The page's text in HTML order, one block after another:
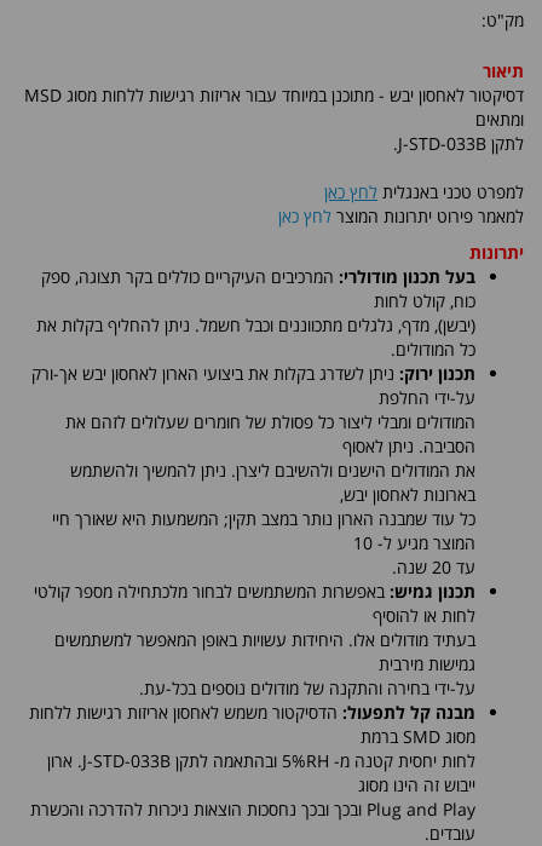
מק"ט:
תיאור
דסיקטור לאחסון יבש - מתוכנן במיוחד עבור אריזות רגישות ללחות מסוג MSD
ומתאים
לתקן J-STD-033B.
למפרט טכני באנגלית לחץ כאן
למאמר פירוט יתרונות המוצר לחץ כאן
יתרונות
בעל תכנון מודולרי: המרכיבים העיקריים כוללים בקר תצוגה, ספק
כוח, קולט לחות
(יבשן), מדף, גלגלים מתכווננים וכבל חשמל. ניתן להחליף בקלות את
כל המודולים.
תכנון ירוק: ניתן לשדרג בקלות את ביצועי הארון לאחסון יבש אך-ורק
על-ידי החלפת
המודולים ומבלי ליצור כל פסולת של חומרים שעלולים לזהם את
הסביבה. ניתן לאסוף
את המודולים הישנים ולהשיבם ליצרן. ניתן להמשיך ולהשתמש
בארונות לאחסון יבש,
כל עוד שמבנה הארון נותר במצב תקין; המשמעות היא שאורך חיי
המוצר מגיע ל- 10
עד 20 שנה.
תכנון גמיש: באפשרות המשתמשים לבחור מלכתחילה מספר קולטי
לחות או להוסיף
בעתיד מודולים אלו. היחידות עשויות באופן המאפשר למשתמשים
גמישות מירבית
על-ידי בחירה והתקנה של מודולים נוספים בכל-עת.
מבנה קל לתפעול: הדסיקטור משמש לאחסון אריזות רגישות ללחות
מסוג SMD ברמת
לחות יחסית קטנה מ- 5%RH ובהתאמה לתקן J-STD-033B. ארון
ייבוש זה הינו מסוג
Plug and Play ובכך ובכך נחסכות הוצאות ניכרות להדרכה והכשרת
עובדים.